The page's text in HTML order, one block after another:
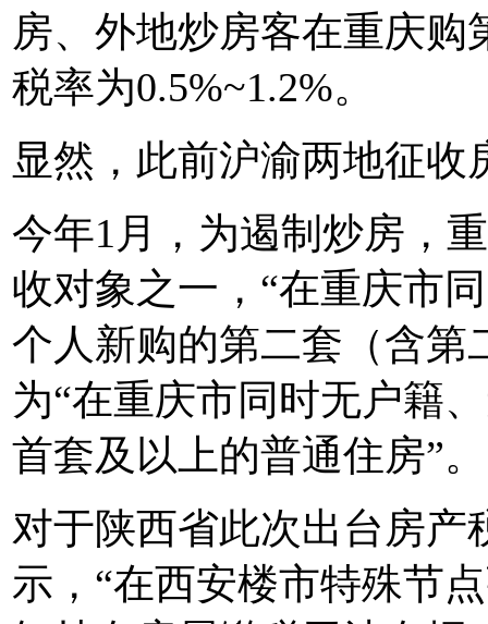
房、外地炒房客在重庆
税率为0.5%~1.2%。
显然，此前沪渝两地征
今年1月，为遏制炒房，
收对象之一，“在重庆市
个人新购的第二套（含第
为“在重庆市同时无户籍
首套及以上的普通住房”。
对于陕西省此次出台房产
示，“在西安楼市特殊节